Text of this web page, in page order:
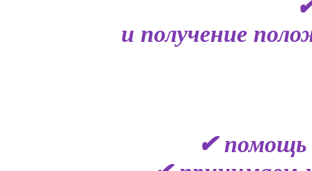
и получение
✔ помощь